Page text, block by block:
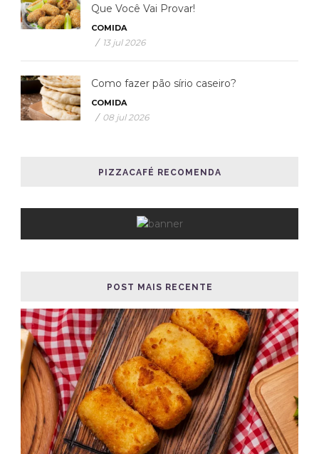
Que Você Vai Provar!
COMIDA
/ 13 jul 2026
Como fazer pão sírio caseiro?
COMIDA
/ 08 jul 2026
PIZZACAFÉ RECOMENDA
POST MAIS RECENTE